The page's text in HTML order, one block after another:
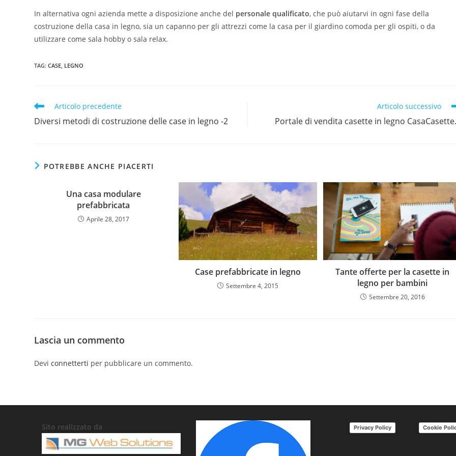
In alternativa ogni azienda mette a disposizione anche del personale qualificato, che può aiutarvi in ogni fase della
costruzione della casa in legno, sia un capanno per gli attrezzi come la casa per il giardino comoda per gli ospiti, o da
utilizzare come sala hobby o sala relax.
TAG:CASE, LEGNO
Articolo precedente
Diversi metodi di costruzione delle case in legno -2
Articolo successivo
Portale di vendita casette in legno
POTREBBE ANCHE PIACERTI
Una casa modulare
prefabbricata
Aprile 28, 2017
Case prefabbricate in legno
Settembre 4, 2015
Tante offerte per la casette in
legno per bambini
Settembre 20, 2016
Lascia un commento
Deviconnetterti per pubblicare un commento.
Sito realizzato da Privacy Policy Cookie